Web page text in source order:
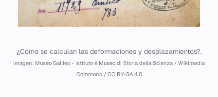
¿Cómo se calculan las deformaciones y desplazamientos?.
Imagen: Museo Galileo - Istituto e Museo di Storia della Scienza / Wikimedia
Commons / CC BY-SA 4.0